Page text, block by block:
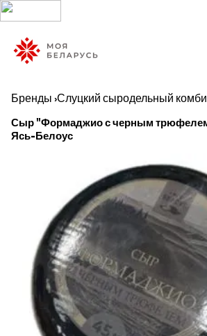
Бренды ›Слуцкий сыродельный
Сыр "Формаджио с черным
Ясь-Белоус